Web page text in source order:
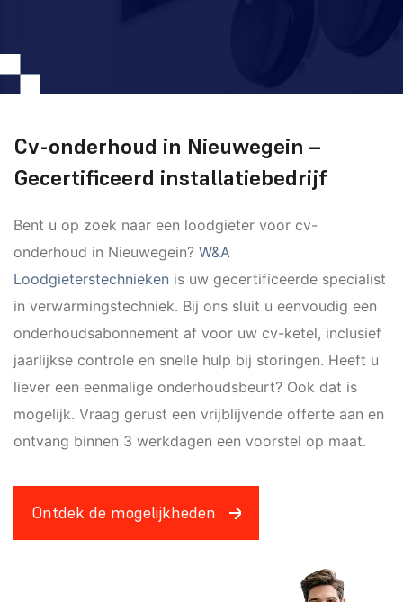
Cv-onderhoud in Nieuwegein –
Gecertificeerd installatiebedrijf
Bent u op zoek naar een loodgieter voor cv-
onderhoud in Nieuwegein? W&A
Loodgieterstechnieken is uw gecertificeerde specialist
in verwarmingstechniek. Bij ons sluit u eenvoudig een
onderhoudsabonnement af voor uw cv-ketel, inclusief
jaarlijkse controle en snelle hulp bij storingen. Heeft u
liever een eenmalige onderhoudsbeurt? Ook dat is
mogelijk. Vraag gerust een vrijblijvende offerte aan en
ontvang binnen 3 werkdagen een voorstel op maat.
Ontdek de mogelijkheden